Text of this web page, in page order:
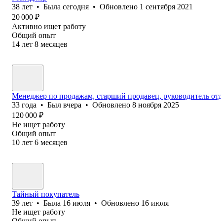
38 лет • Была сегодня • Обновлено 1 сентября 2021
20 000 ₽
Активно ищет работу
Общий опыт
14 лет 8 месяцев
Менеджер по продажам, старший продавец, руководитель
33 года • Был вчера • Обновлено 8 ноября 2025
120 000 ₽
Не ищет работу
Общий опыт
10 лет 6 месяцев
Тайный покупатель
39 лет • Была 16 июля • Обновлено 16 июля
Не ищет работу